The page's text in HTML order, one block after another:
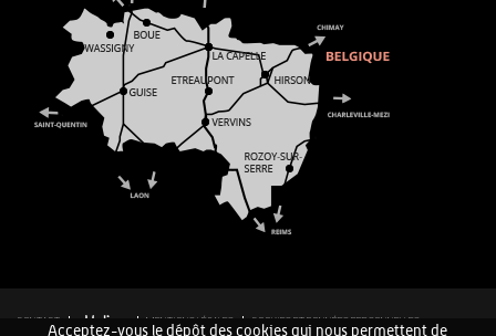
CONTACT MENTIONS LÉGALES COOKIES ET DONNÉES PERSONNELLES
Acceptez-vous le dépôt des cookies qui nous permettent de